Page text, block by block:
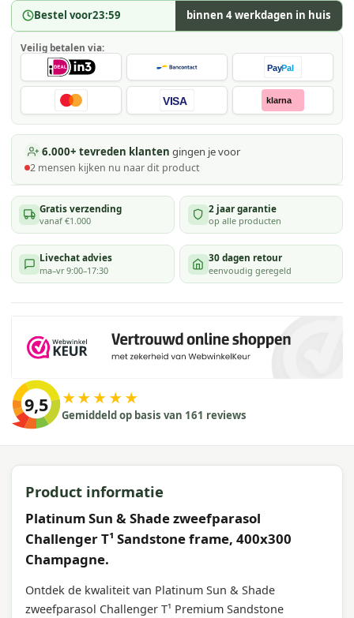
Bestel voor23:59 binnen 4 werkdagen in huis
Veilig betalen via:
PayPal
VISA klarna
6.000+ tevreden klanten gingen je voor
2 mensen kijken nu naar dit product
Gratis verzending
vanaf €1.000
2 jaar garantie
op alle producten
Livechat advies
ma–vr 9:00–17:30
30 dagen retour
eenvoudig geregeld
9,5 ★★★★★
Gemiddeld op basis van 161 reviews
Product informatie
Platinum Sun & Shade zweefparasol
Challenger T¹ Sandstone frame, 400x300
Champagne.
Ontdek de kwaliteit van Platinum Sun & Shade
zweefparasol Challenger T¹ Premium Sandstone